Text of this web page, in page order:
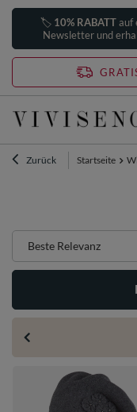
🏷️ 10% RABATTauf
Newsletter und
Zurück Startseite
Sortierung ändern
Beste Relevanz